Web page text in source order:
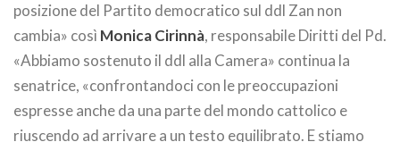
posizione del Partito democratico sul ddl Zan non
cambia» così Monica Cirinnà, responsabile Diritti del Pd.
«Abbiamo sostenuto il ddl alla Camera» continua la
senatrice, «confrontandoci con le preoccupazioni
espresse anche da una parte del mondo cattolico e
riuscendo ad arrivare a un testo equilibrato. E stiamo